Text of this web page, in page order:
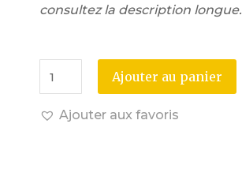
consultez la description longue.
Ajouter au panier
Ajouter aux favoris